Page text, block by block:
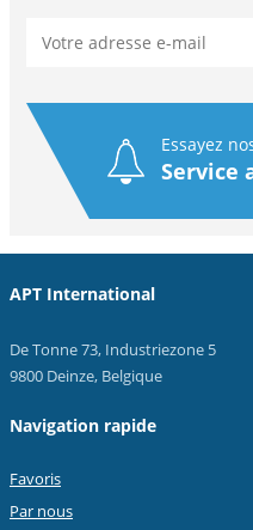
Essayez
Service
APT International
De Tonne 73, Industriezone 5
9800 Deinze, Belgique
Navigation rapide
Favoris
Par nous